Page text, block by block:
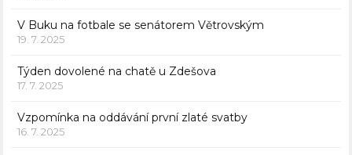
V Buku na fotbale se senátorem Větrovským
19. 7. 2025
Týden dovolené na chatě u Zdešova
17. 7. 2025
Vzpomínka na oddávání první zlaté svatby
16. 7. 2025